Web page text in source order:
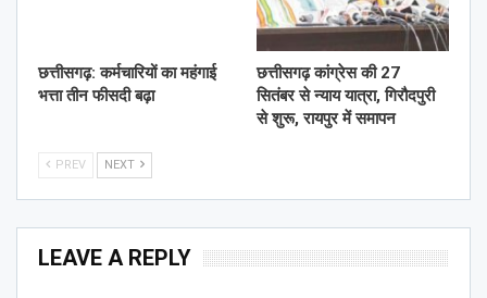
छत्तीसगढ़: कर्मचारियों का महंगाई
भत्ता तीन फीसदी बढ़ा
छत्तीसगढ़ कांग्रेस की 27
सितंबर से न्याय यात्रा, गिरौदपुरी
से शुरू, रायपुर में समापन
PREV NEXT
LEAVE A REPLY